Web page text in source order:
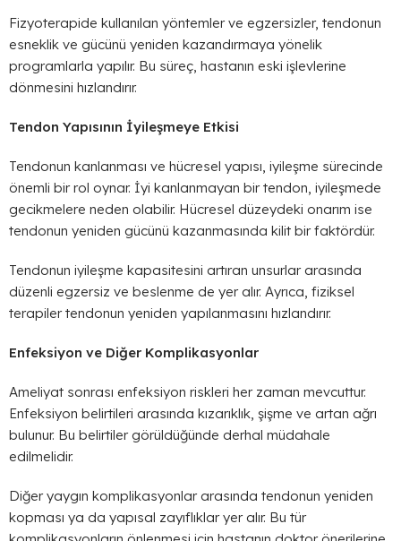
Fizyoterapide kullanılan yöntemler ve egzersizler, tendonun
esneklik ve gücünü yeniden kazandırmaya yönelik
programlarla yapılır. Bu süreç, hastanın eski işlevlerine
dönmesini hızlandırır.
Tendon Yapısının İyileşmeye Etkisi
Tendonun kanlanması ve hücresel yapısı, iyileşme sürecinde
önemli bir rol oynar. İyi kanlanmayan bir tendon, iyileşmede
gecikmelere neden olabilir. Hücresel düzeydeki onarım ise
tendonun yeniden gücünü kazanmasında kilit bir faktördür.
Tendonun iyileşme kapasitesini artıran unsurlar arasında
düzenli egzersiz ve beslenme de yer alır. Ayrıca, fiziksel
terapiler tendonun yeniden yapılanmasını hızlandırır.
Enfeksiyon ve Diğer Komplikasyonlar
Ameliyat sonrası enfeksiyon riskleri her zaman mevcuttur.
Enfeksiyon belirtileri arasında kızarıklık, şişme ve artan ağrı
bulunur. Bu belirtiler görüldüğünde derhal müdahale
edilmelidir.
Diğer yaygın komplikasyonlar arasında tendonun yeniden
kopması ya da yapısal zayıflıklar yer alır. Bu tür